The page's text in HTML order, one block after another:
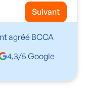
Suivant
agréé BCCA
4,3/5 Google